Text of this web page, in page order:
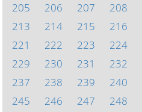
205
206 207 208
213
214 215 216
221
222 223 224
229
230 231 232
237
238 239 240
245
246 247 248